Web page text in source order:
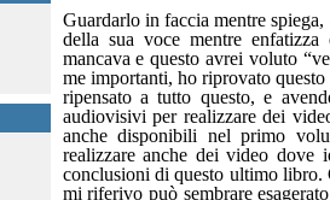
Guardarlo in faccia mentre
della sua voce mentre
mancava e questo avrei voluto
me importanti, ho riprovato
ripensato a tutto questo, e
audiovisivi per realizzare dei
anche disponibili nel primo
realizzare anche dei video
conclusioni di questo ultimo libro.
mi riferivo può sembrare